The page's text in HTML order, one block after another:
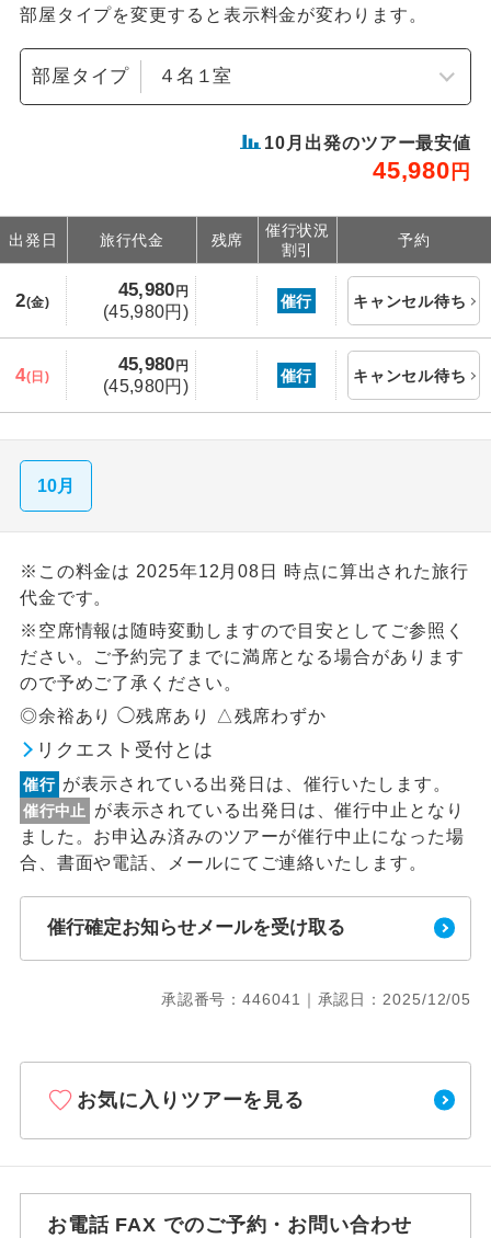
部屋タイプを変更すると表示料金が変わります。
部屋タイプ
10 月出発のツアー最安値
45,980 円
出発日 旅行代金 残席
催行状況
割引
予約
2(金)
45,980 円
(45,980円)
催行 キャンセル待ち
4(日)
45,980 円
(45,980円)
催行 キャンセル待ち
10月
※この料金は 2025年12月08日 時点に算出された旅行
代金です。
※空席情報は随時変動しますので目安としてご参照く
ださい。ご予約完了までに満席となる場合があります
ので予めご了承ください。
◎余裕あり ◯残席あり △残席わずか
リクエスト受付とは
催行 が表示されている出発日は、催行いたします。
催行中止
が表示されている出発日は、催行中止となり
ました。お申込み済みのツアーが催行中止になった場
合、書面や電話、メールにてご連絡いたします。
催行確定お知らせメールを受け取る
承認番号：446041｜承認日：2025/12/05
お気に入りツアーを見る
お電話 FAX でのご予約・お問い合わせ